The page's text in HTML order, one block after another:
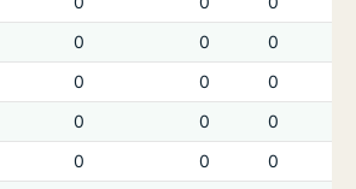
0 0
0
0 0
0
0 0
0
0 0
0